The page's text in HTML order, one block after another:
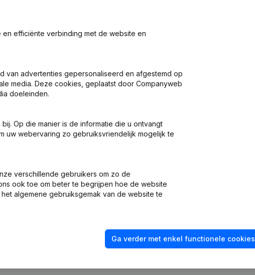
- Ontslagnemingen, Benoemingen(FR)
Opening Bijkantoor, enz...)
efficiënte verbinding met de website en
van advertenties gepersonaliseerd en afgestemd op
media. Deze cookies, geplaatst door Companyweb
doeleinden.
Op die manier is de informatie die u ontvangt
uw webervaring zo gebruiksvriendelijk mogelijk te
verschillende gebruikers om zo de
ook toe om beter te begrijpen hoe de website
algemene gebruiksgemak van de website te
Ga verder met enkel functionele cookies